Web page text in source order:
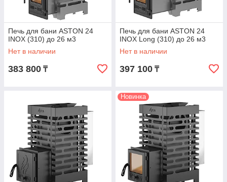
Печь для бани ASTON 24
INOX (310) до 26 м3
Нет в наличии
383 800 ₸
Печь для бани ASTON 24
INOX Long (310) до 26 м3
Нет в наличии
397 100 ₸
Новинка